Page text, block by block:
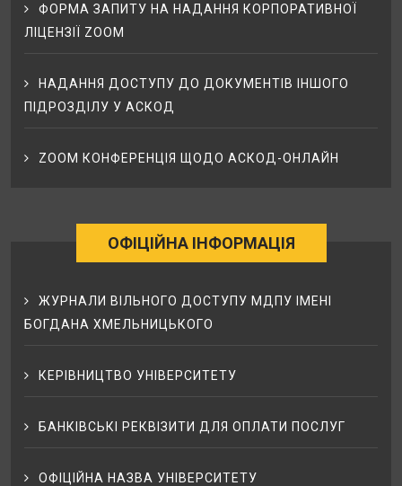
ФОРМА ЗАПИТУ НА НАДАННЯ КОРПОРАТИВНОЇ
ЛІЦЕНЗІЇ ZOOM
НАДАННЯ ДОСТУПУ ДО ДОКУМЕНТІВ ІНШОГО
ПІДРОЗДІЛУ У АСКОД
ZOOM КОНФЕРЕНЦІЯ ЩОДО АСКОД-ОНЛАЙН
ОФІЦІЙНА ІНФОРМАЦІЯ
ЖУРНАЛИ ВІЛЬНОГО ДОСТУПУ МДПУ ІМЕНІ
БОГДАНА ХМЕЛЬНИЦЬКОГО
КЕРІВНИЦТВО УНІВЕРСИТЕТУ
БАНКІВСЬКІ РЕКВІЗИТИ ДЛЯ ОПЛАТИ ПОСЛУГ
ОФІЦІЙНА НАЗВА УНІВЕРСИТЕТУ